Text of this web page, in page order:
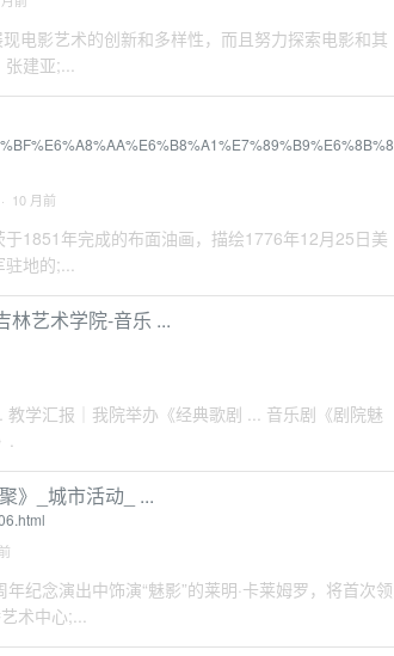
电影艺术的创新和多样性，而且努力探索电影和其
张建亚;...
· 10 月前
1851年完成的布面油画，描绘1776年12月25日美
驻地的;...
林艺术学院-音乐 ...
学汇报｜我院举办《经典歌剧 ... 音乐剧《剧院魅
.
》_城市活动_ ...
纪念演出中饰演“魅影”的莱明·卡莱姆罗，将首次领
术中心;...